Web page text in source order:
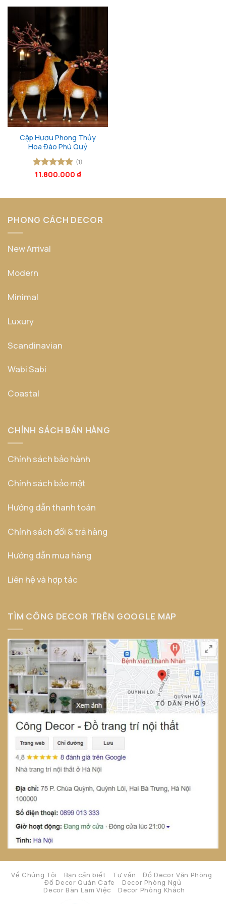
Cặp Hươu Phong Thủy
Hoa Đào Phú Quý
Được xếp
(1)
11.800.000 ₫
PHONG CÁCH DECOR
New Arrival
Modern
Minimal
Luxury
Scandinavian
Wabi Sabi
Coastal
CHÍNH SÁCH BÁN HÀNG
Chính sách bảo hành
Chính sách bảo mật
Hướng dẫn thanh toán
Chính sách đổi & trả hàng
Hướng dẫn mua hàng
Liên hệ và hợp tác
TÌM CÔNG DECOR TRÊN GOOGLE MAP
Về Chúng Tôi Bạn cần biết Tư vấn
Đồ Decor Văn Phòng
Đồ Decor Quán Cafe
Decor Phòng Ngủ
Decor Bàn Làm Việc
Decor Phòng Khách